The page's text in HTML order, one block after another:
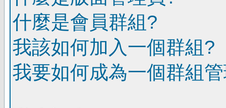
什麼是會員群組?
我該如何加入一個群組?
我要如何成為一個群組